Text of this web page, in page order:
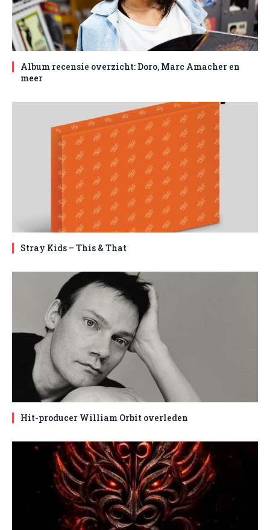
Album recensie overzicht: Doro, Marc Amacher en
meer
Stray Kids – This & That
Hit-producer William Orbit overleden